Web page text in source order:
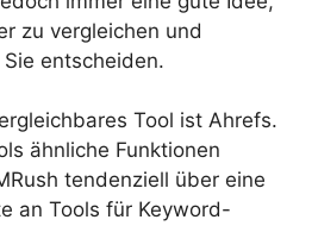
zu vergleichen und
entscheiden.
Tool ist Ahrefs.
ähnliche Funktionen
tendenziell über eine
an Tools für Keyword-